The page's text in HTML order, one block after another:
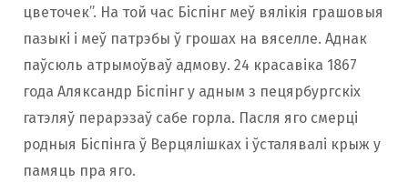
цветочек”. На той час Біспінг меў вялікія грашовыя
пазыкі і меў патрэбы ў грошах на вяселле. Аднак
паўсюль атрымоўваў адмову. 24 красавіка 1867
года Аляксандр Біспінг у адным з пецярбургскіх
гатэляў перарэзаў сабе горла. Пасля яго смерці
родныя Біспінга ў Верцялішках і ўсталявалі крыж у
памяць пра яго.